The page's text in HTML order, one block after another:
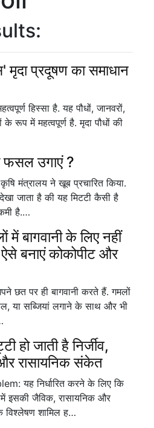
मृदा प्रदूषण का समाधान
हिस्सा है. यह पौधों, जानवरों,
रूप में महत्वपूर्ण है. मृदा पौधों की
फसल उगाएं ?
मंत्रालय ने खूब प्रचारित किया.
जाता है की यह मिटटी कैसी है
है.…
बागवानी के लिए नहीं
ऐसे बनाएं कोकोपीट और
छत पर ही बागवानी करते हैं. गमलों
या सब्जियां लगाने के साथ और भी
हो जाती है निर्जीव,
रासायनिक संकेत
यह निर्धारित करने के लिए कि
इसकी जैविक, रासायनिक और
विश्लेषण शामिल ह…